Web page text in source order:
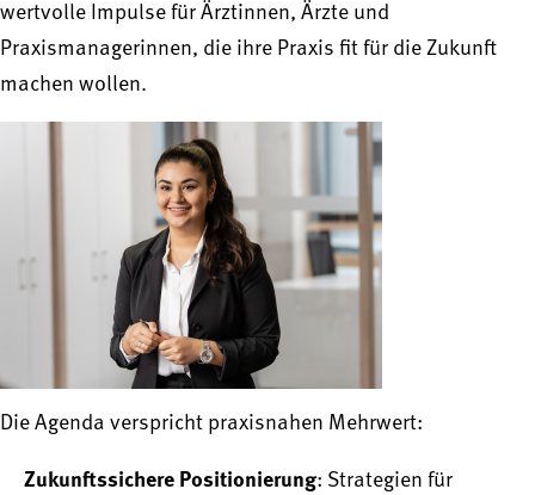
wertvolle Impulse für Ärztinnen, Ärzte und
Praxismanagerinnen, die ihre Praxis fit für die Zukunft
machen wollen.
Die Agenda verspricht praxisnahen Mehrwert:
Zukunftssichere Positionierung: Strategien für